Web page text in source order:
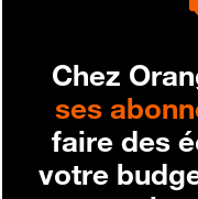
Chez
ses
faire des
votre